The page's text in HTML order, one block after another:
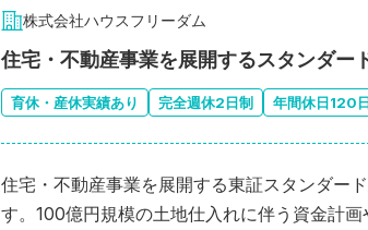
株式会社ハウスフリーダム
住宅・不動産事業を展開するスタンダー
育休・産休実績あり 完全週休2日制 年間休日120
住宅・不動産事業を展開する東証スタンダー
す。100億円規模の土地仕入れに伴う資金計